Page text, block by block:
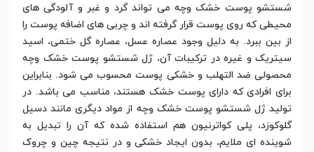
شستشو پوست خشک وچه می تواند گرد و غبر و آلودگی های
محیطی که روی پوست قرار گرفته اند و چربی های اضافه پوست را
از بین ببرد. به دلیل وجود عصاره عسل، عصاره گل ختمی، اسید
سیتریک و غیره در ترکیبات آن، ژل شستشو پوست خشک وچه
محصولی ضد التهلب و خشکی پوست محسوب می شود. بنابراین
برای افرادی که دارای پوست خشک هستند، مناسب می باشد. در
تولید ژل شستشو پوست خشک وچه از مواد دیگری مانند دسیل
گلوکوزد، پلی کواترنیون هم استفاده شده که آن را تبدیل به
شوینده ای ملایم، بدون ایجاد خشکی و در نتیجه چین و چروک